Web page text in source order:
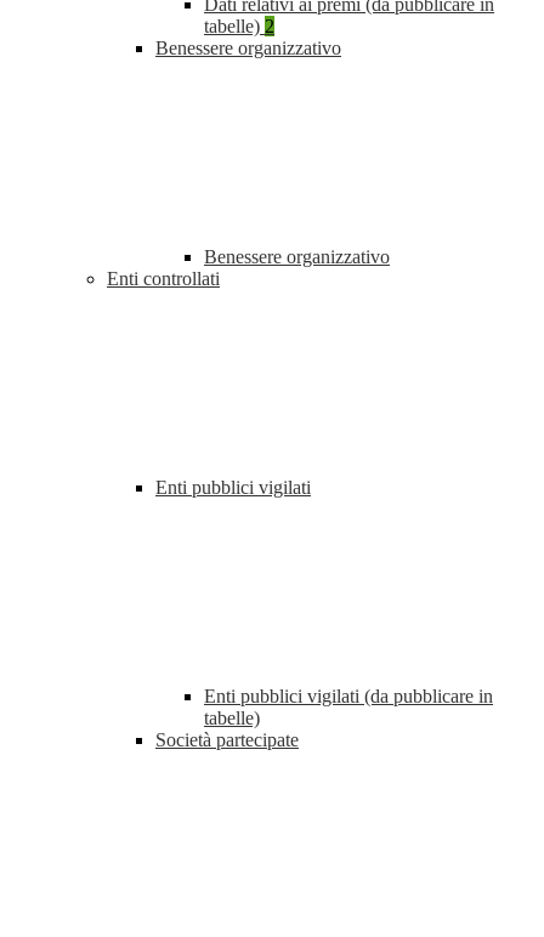
Dati relativi ai premi (da pubblicare in
tabelle) 2
Benessere organizzativo
Benessere organizzativo
Enti controllati
Enti pubblici vigilati
Enti pubblici vigilati (da pubblicare in
tabelle)
Società partecipate